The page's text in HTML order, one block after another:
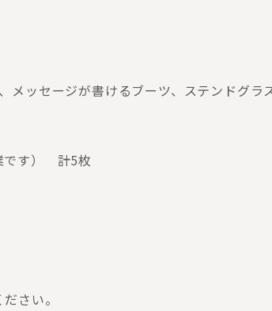
メッセージが書けるブーツ、ステンドグ
です） 計5枚
さい。